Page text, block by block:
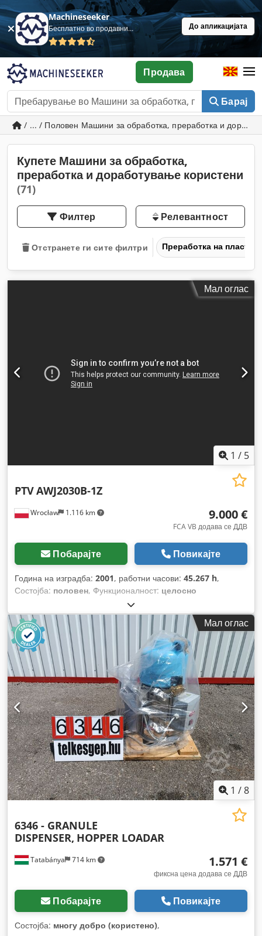
Machineseeker
Бесплатно во продавница До апликацијата
Барај
Продава
/ ... / Половен Машини за обработка, преработка и
Купете Машини за обработка,
преработка и доработување користени
(71)
Филтер Релевантност
Отстранете ги сите филтри Преработка на
Мал оглас
1 / 5
Wrocław 1.116 km
PTVAWJ2030B-1Z
9.000 €
FCA VB додава се ДДВ
Побарајте Повикајте
Година на изградба: 2001, работни часови: 45.267 h,
Состојба: половен, Функционалност: целосно
, број на машина/возило:
Мал оглас
1 /8
Tatabánya 714 km
6346 - GRANULE
DISPENSER, HOPPER LOADAR
1.571 €
фиксна цена додава се ДДВ
Побарајте Повикајте
Состојба: многу добро (користено),